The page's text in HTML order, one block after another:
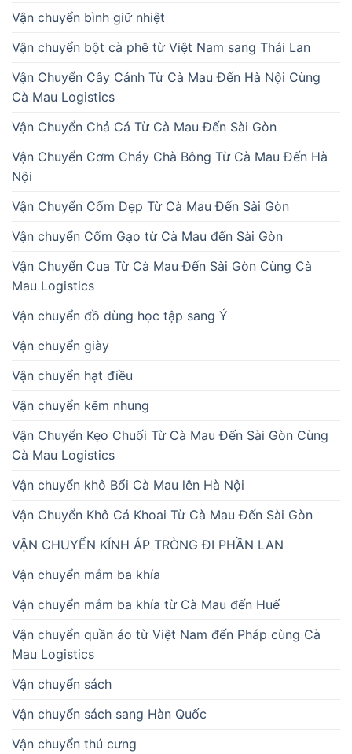
Vận chuyển bình giữ nhiệt
Vận chuyển bột cà phê từ Việt Nam sang Thái Lan
Vận Chuyển Cây Cảnh Từ Cà Mau Đến Hà Nội Cùng
Cà Mau Logistics
Vận Chuyển Chả Cá Từ Cà Mau Đến Sài Gòn
Vận Chuyển Cơm Cháy Chà Bông Từ Cà Mau Đến Hà
Nội
Vận Chuyển Cốm Dẹp Từ Cà Mau Đến Sài Gòn
Vận chuyển Cốm Gạo từ Cà Mau đến Sài Gòn
Vận Chuyển Cua Từ Cà Mau Đến Sài Gòn Cùng Cà
Mau Logistics
Vận chuyển đồ dùng học tập sang Ý
Vận chuyển giày
Vận chuyển hạt điều
Vận chuyển kẽm nhung
Vận Chuyển Kẹo Chuối Từ Cà Mau Đến Sài Gòn Cùng
Cà Mau Logistics
Vận chuyển khô Bổi Cà Mau lên Hà Nội
Vận Chuyển Khô Cá Khoai Từ Cà Mau Đến Sài Gòn
VẬN CHUYỂN KÍNH ÁP TRÒNG ĐI PHẦN LAN
Vận chuyển mắm ba khía
Vận chuyển mắm ba khía từ Cà Mau đến Huế
Vận chuyển quần áo từ Việt Nam đến Pháp cùng Cà
Mau Logistics
Vận chuyển sách
Vận chuyển sách sang Hàn Quốc
Vận chuyển thú cưng